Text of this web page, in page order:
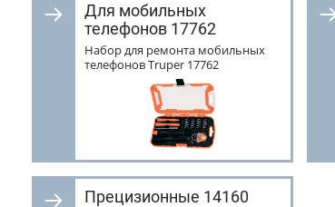
Для мобильных
телефонов 17762
Набор для ремонта мобильных
телефонов Truper 17762
Прецизионные 14160